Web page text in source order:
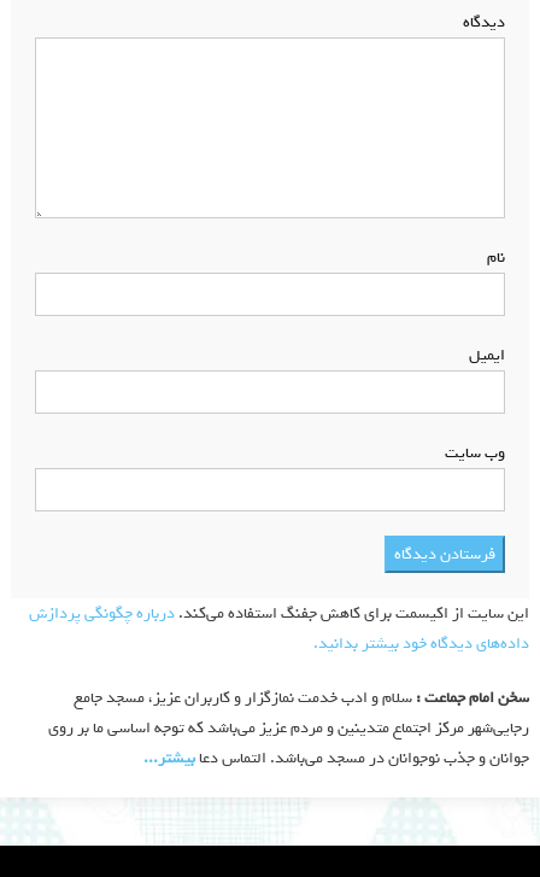
دیدگاه
نام
ایمیل
وب‌ سایت
این سایت از اکیسمت برای کاهش جفنگ استفاده می‌کند.درباره چگونگی پردازش
داده‌های دیدگاه خود بیشتر بدانید.
سخن امام جماعت :سلام و ادب خدمت نمازگزار و کاربران عزیز، مسجد جامع
رجایی‌شهر مرکز اجتماع متدینین و مردم عزیز می‌باشد که توجه اساسی ما بر روی
جوانان و جذب نوجوانان در مسجد می‌باشد. التماس دعابیشتر‫...‬